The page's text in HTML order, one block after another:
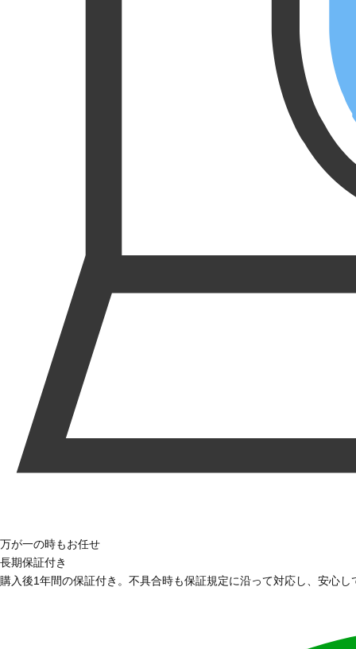
万が一の時もお任せ
長期保証付き
購入後1年間の保証付き。不具合時も保証規定に沿って対応し、安心